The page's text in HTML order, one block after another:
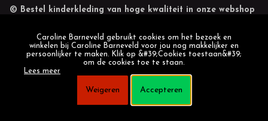
© Bestel kinderkleding van hoge kwaliteit in onze webshop
Caroline Barneveld gebruikt cookies om het bezoek en
winkelen bij Caroline Barneveld voor jou nog makkelijker en
persoonlijker te maken. Klik op &#39;Cookies toestaan&#39;
om de cookies toe te staan.
Lees meer
Weigeren Accepteren